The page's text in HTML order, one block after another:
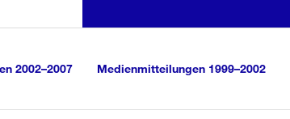
2002–2007 Medienmitteilungen 1999–2002